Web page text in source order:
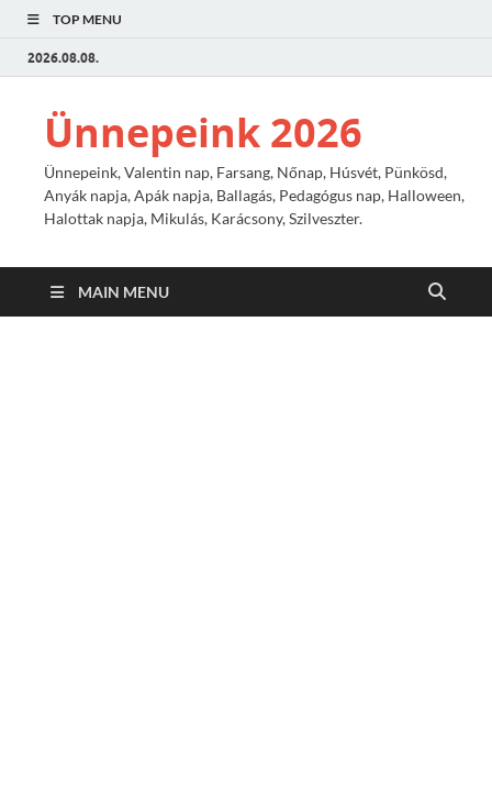
TOP MENU
2026.08.08.
Ünnepeink 2026
Ünnepeink, Valentin nap, Farsang, Nőnap, Húsvét, Pünkösd,
Anyák napja, Apák napja, Ballagás, Pedagógus nap, Halloween,
Halottak napja, Mikulás, Karácsony, Szilveszter.
MAIN MENU